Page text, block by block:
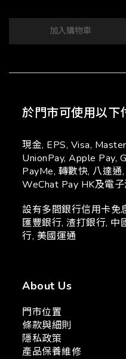
加入購物車
於門市可使用以下
現金, EPS, Visa,
UnionPay, Apple Pay,
PayMe, 轉數快, 八達通
WeChat Pay HK及電
設有多間銀行信用卡免
匯豐銀行, 渣打銀行, 中
行, 美國運通
About Us
門市位置
條款與細則
隱私政策
產品保養維修